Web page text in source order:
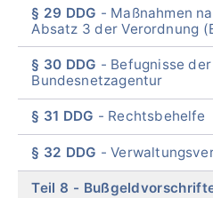
§ 29 DDG
Maßnahmen
Absatz 3 der Verordnung
§ 30 DDG
Befugnisse der
Bundesnetzagentur
§ 31 DDG Rechtsbehelfe
§ 32 DDG
Teil 8